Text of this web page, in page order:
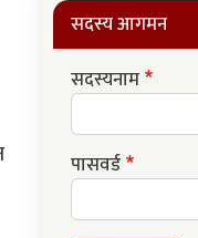
सदस्य आगमन
सदस्यनाम
पासवर्ड